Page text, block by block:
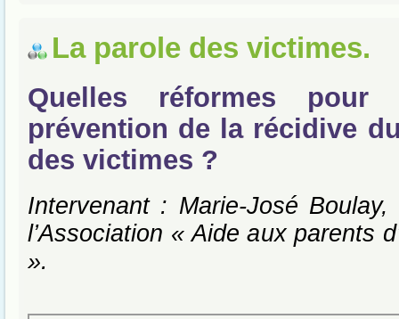
La parole des victimes.
Quelles réformes pour
prévention de la récidive
des victimes ?
Intervenant : Marie-José
l’Association « Aide aux parents
».